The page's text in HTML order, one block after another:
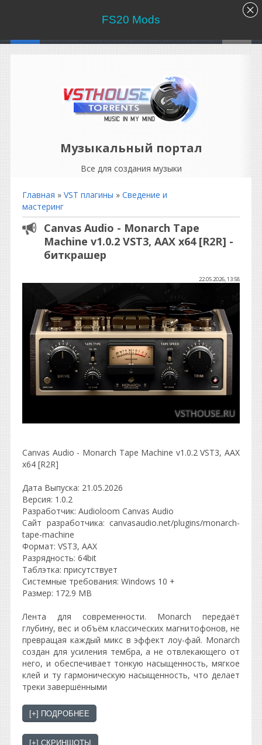
Музыкальный портал
Все для создания музыки
Главная » VST плагины » Сведение и
мастеринг
Canvas Audio - Monarch Tape
Machine v1.0.2 VST3, AAX x64 [R2R] -
биткрашер
22.05.2026, 13:58
Canvas Audio - Monarch Tape Machine v1.0.2 VST3, AAX
x64 [R2R]
Дата Выпуска: 21.05.2026
Версия: 1.0.2
Разработчик: Audioloom Canvas Audio
Сайт разработчика: canvasaudio.net/plugins/monarch-
tape-machine
Формат: VST3, AAX
Разрядность: 64bit
Таблэтка: присутствует
Системные требования: Windows 10 +
Размер: 172.9 MB
Лента для современности. Monarch передаёт
глубину, вес и объём классических магнитофонов, не
превращая каждый микс в эффект лоу-фай. Monarch
создан для усиления тембра, а не отвлекающего от
него, и обеспечивает тонкую насыщенность, мягкое
клей и ту гармоническую насыщенность, что делает
треки завершёнными
FS20 Mods